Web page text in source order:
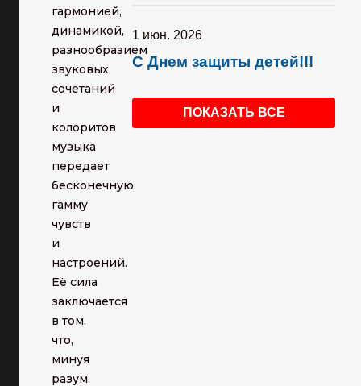
гармонией,
динамикой,
разнообразием
звуковых
сочетаний
и
колоритов
музыка
передает
бесконечную
гамму
чувств
и
настроений.
Её сила
заключается
в том,
что,
минуя
разум,
1 июн. 2026
С Днем защиты детей!!!
ПОКАЗАТЬ ВСЕ